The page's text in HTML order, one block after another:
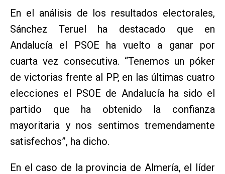
En el análisis de los resultados electorales,
Sánchez Teruel ha destacado que en
Andalucía el PSOE ha vuelto a ganar por
cuarta vez consecutiva. “Tenemos un póker
de victorias frente al PP, en las últimas cuatro
elecciones el PSOE de Andalucía ha sido el
partido que ha obtenido la confianza
mayoritaria y nos sentimos tremendamente
satisfechos”, ha dicho.
En el caso de la provincia de Almería, el líder